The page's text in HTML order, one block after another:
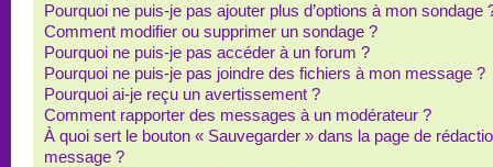
Pourquoi ne puis-je pas ajouter plus d’options à mon sondage
Comment modifier ou supprimer un sondage ?
Pourquoi ne puis-je pas accéder à un forum ?
Pourquoi ne puis-je pas joindre des fichiers à mon message ?
Pourquoi ai-je reçu un avertissement ?
Comment rapporter des messages à un modérateur ?
À quoi sert le bouton « Sauvegarder » dans la page de
message ?